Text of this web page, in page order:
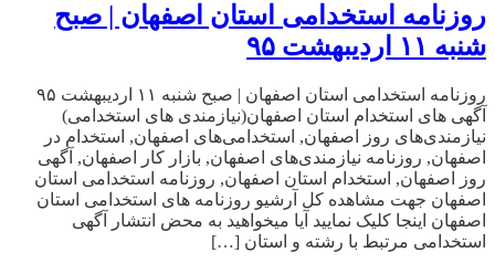
روزنامه استخدامی استان اصفهان | صبح
شنبه ۱۱ اردیبهشت ۹۵
روزنامه استخدامی استان اصفهان | صبح شنبه ۱۱ اردیبهشت ۹۵
آگهی های استخدام استان اصفهان(نیازمندی های استخدامی)
نیازمندی‌های روز اصفهان, استخدامی‌های اصفهان, استخدام در
اصفهان, روزنامه نیازمندی‌های اصفهان, بازار کار اصفهان, آگهی
روز اصفهان, استخدام استان اصفهان, روزنامه استخدامی استان
اصفهان جهت مشاهده کل آرشیو روزنامه های استخدامی استان
اصفهان اینجا کلیک نمایید آیا میخواهید به محض انتشار آگهی
استخدامی مرتبط با رشته و استان […]